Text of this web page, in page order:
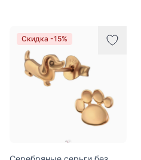
Скидка -15%